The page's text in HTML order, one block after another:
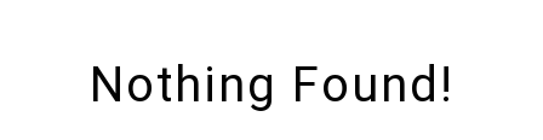
Nothing Found!